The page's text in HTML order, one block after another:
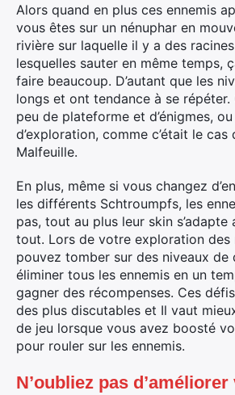
Alors quand en plus ces ennemis
vous êtes sur un nénuphar en
rivière sur laquelle il y a des
lesquelles sauter en même temps,
faire beaucoup. D’autant que les
longs et ont tendance à se répéter.
peu de plateforme et d’énigmes,
d’exploration, comme c’était le cas
Malfeuille.
En plus, même si vous changez
les différents Schtroumpfs, les
pas, tout au plus leur skin s’adapte
tout. Lors de votre exploration des
pouvez tomber sur des niveaux
éliminer tous les ennemis en un
gagner des récompenses. Ces
des plus discutables et Il vaut
de jeu lorsque vous avez boosté
pour rouler sur les ennemis.
N’oubliez pas